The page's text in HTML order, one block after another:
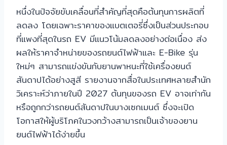
หนึ่งในปัจจัยขับเคลื่อนที่สำคัญที่สุดคือต้นทุนการผลิตที่
ลดลง โดยเฉพาะราคาของแบตเตอรี่ซึ่งเป็นส่วนประกอบ
ที่แพงที่สุดในรถ EV มีแนวโน้มลดลงอย่างต่อเนื่อง ส่ง
ผลให้ราคาจำหน่ายของรถยนต์ไฟฟ้าและ E-Bike รุ่น
ใหม่ๆ สามารถแข่งขันกับยานพาหนะที่ใช้เครื่องยนต์
สันดาปได้อย่างสูสี รายงานจากสื่อในประเทศหลายสำนัก
วิเคราะห์ว่าภายในปี 2027 ต้นทุนของรถ EV อาจเท่ากัน
หรือถูกกว่ารถยนต์สันดาปในบางเซกเมนต์ ซึ่งจะเปิด
โอกาสให้ผู้บริโภคในวงกว้างสามารถเป็นเจ้าของยาน
ยนต์ไฟฟ้าได้ง่ายขึ้น